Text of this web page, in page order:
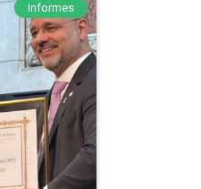
Informes